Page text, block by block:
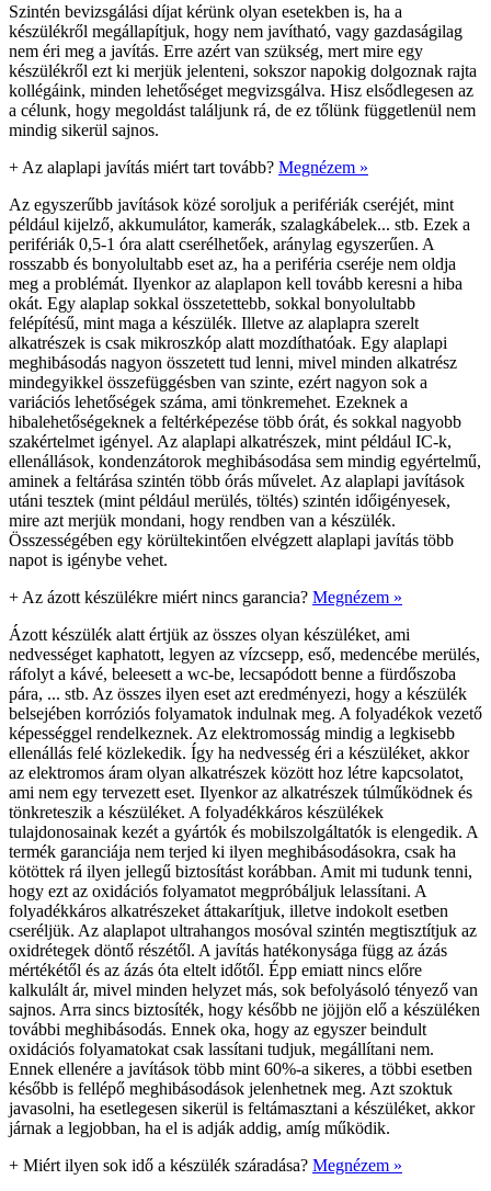
Szintén bevizsgálási díjat kérünk olyan esetekben is, ha a
készülékről megállapítjuk, hogy nem javítható, vagy gazdaságilag
nem éri meg a javítás. Erre azért van szükség, mert mire egy
készülékről ezt ki merjük jelenteni, sokszor napokig dolgoznak rajta
kollégáink, minden lehetőséget megvizsgálva. Hisz elsődlegesen az
a célunk, hogy megoldást találjunk rá, de ez tőlünk függetlenül nem
mindig sikerül sajnos.
+ Az alaplapi javítás miért tart tovább? Megnézem »
Az egyszerűbb javítások közé soroljuk a perifériák cseréjét, mint
például kijelző, akkumulátor, kamerák, szalagkábelek... stb. Ezek a
perifériák 0,5-1 óra alatt cserélhetőek, aránylag egyszerűen. A
rosszabb és bonyolultabb eset az, ha a periféria cseréje nem oldja
meg a problémát. Ilyenkor az alaplapon kell tovább keresni a hiba
okát. Egy alaplap sokkal összetettebb, sokkal bonyolultabb
felépítésű, mint maga a készülék. Illetve az alaplapra szerelt
alkatrészek is csak mikroszkóp alatt mozdíthatóak. Egy alaplapi
meghibásodás nagyon összetett tud lenni, mivel minden alkatrész
mindegyikkel összefüggésben van szinte, ezért nagyon sok a
variációs lehetőségek száma, ami tönkremehet. Ezeknek a
hibalehetőségeknek a feltérképezése több órát, és sokkal nagyobb
szakértelmet igényel. Az alaplapi alkatrészek, mint például IC-k,
ellenállások, kondenzátorok meghibásodása sem mindig egyértelmű,
aminek a feltárása szintén több órás művelet. Az alaplapi javítások
utáni tesztek (mint például merülés, töltés) szintén időigényesek,
mire azt merjük mondani, hogy rendben van a készülék.
Összességében egy körültekintően elvégzett alaplapi javítás több
napot is igénybe vehet.
+ Az ázott készülékre miért nincs garancia? Megnézem »
Ázott készülék alatt értjük az összes olyan készüléket, ami
nedvességet kaphatott, legyen az vízcsepp, eső, medencébe merülés,
ráfolyt a kávé, beleesett a wc-be, lecsapódott benne a fürdőszoba
pára, ... stb. Az összes ilyen eset azt eredményezi, hogy a készülék
belsejében korróziós folyamatok indulnak meg. A folyadékok vezető
képességgel rendelkeznek. Az elektromosság mindig a legkisebb
ellenállás felé közlekedik. Így ha nedvesség éri a készüléket, akkor
az elektromos áram olyan alkatrészek között hoz létre kapcsolatot,
ami nem egy tervezett eset. Ilyenkor az alkatrészek túlműködnek és
tönkreteszik a készüléket. A folyadékkáros készülékek
tulajdonosainak kezét a gyártók és mobilszolgáltatók is elengedik. A
termék garanciája nem terjed ki ilyen meghibásodásokra, csak ha
kötöttek rá ilyen jellegű biztosítást korábban. Amit mi tudunk tenni,
hogy ezt az oxidációs folyamatot megpróbáljuk lelassítani. A
folyadékkáros alkatrészeket áttakarítjuk, illetve indokolt esetben
cseréljük. Az alaplapot ultrahangos mosóval szintén megtisztítjuk az
oxidrétegek döntő részétől. A javítás hatékonysága függ az ázás
mértékétől és az ázás óta eltelt időtől. Épp emiatt nincs előre
kalkulált ár, mivel minden helyzet más, sok befolyásoló tényező van
sajnos. Arra sincs biztosíték, hogy később ne jöjjön elő a készüléken
további meghibásodás. Ennek oka, hogy az egyszer beindult
oxidációs folyamatokat csak lassítani tudjuk, megállítani nem.
Ennek ellenére a javítások több mint 60%-a sikeres, a többi esetben
később is fellépő meghibásodások jelenhetnek meg. Azt szoktuk
javasolni, ha esetlegesen sikerül is feltámasztani a készüléket, akkor
járnak a legjobban, ha el is adják addig, amíg működik.
+ Miért ilyen sok idő a készülék száradása? Megnézem »